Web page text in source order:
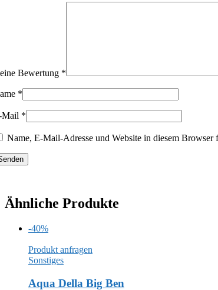
Bewertung *
*
Mail *
Name, E-Mail-Adresse und Website in diesem Browser
Ähnliche Produkte
-40%
Produkt anfragen
Sonstiges
Aqua Della Big Ben